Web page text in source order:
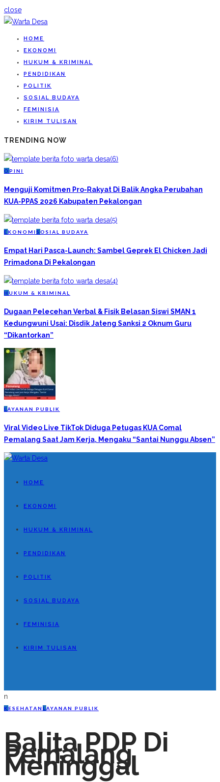
close
HOME
EKONOMI
HUKUM & KRIMINAL
PENDIDIKAN
POLITIK
SOSIAL BUDAYA
FEMINISIA
KIRIM TULISAN
TRENDING NOW
O PINI
Menguji Komitmen Pro-Rakyat Di Balik Angka Perubahan
KUA-PPAS 2026 Kabupaten Pekalongan
EKONOMI S OSIAL BUDAYA
Empat Hari Pasca-Launch: Sambel Geprek El Chicken Jadi
Primadona Di Pekalongan
H UKUM & KRIMINAL
Dugaan Pelecehan Verbal & Fisik Belasan Siswi SMAN 1
Kedungwuni Usai: Disdik Jateng Sanksi 2 Oknum Guru
“Dikantorkan”
L AYANAN PUBLIK
Viral Video Live TikTok Diduga Petugas KUA Comal
Pemalang Saat Jam Kerja, Mengaku “Santai Nunggu Absen”
HOME
EKONOMI
HUKUM & KRIMINAL
PENDIDIKAN
POLITIK
SOSIAL BUDAYA
FEMINISIA
KIRIM TULISAN
n
KESEHATAN L AYANAN PUBLIK
Balita PDP Di
Pemalang
Meninggal